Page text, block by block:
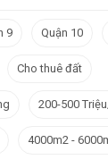
9 Quận 10
Cho thuê đất
200-500
4000m2 -